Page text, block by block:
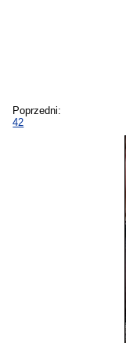
Poprzedni:
42